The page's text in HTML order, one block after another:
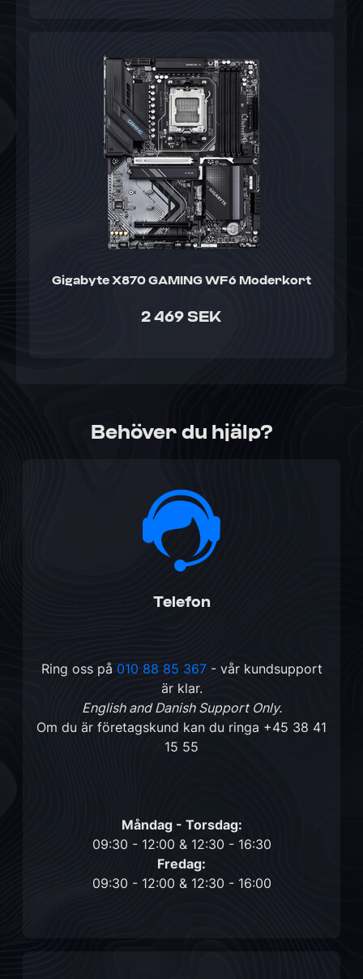
Gigabyte X870 GAMING WF6 Moderkort
2 469 SEK
Behöver du hjälp?
Telefon
Ring oss på 010 88 85 367- vår kundsupport
är klar.
English and Danish Support Only.
Om du är företagskund kan du ringa +45 38 41
15 55
Måndag - Torsdag:
09:30 - 12:00 & 12:30 - 16:30
Fredag:
09:30 - 12:00 & 12:30 - 16:00